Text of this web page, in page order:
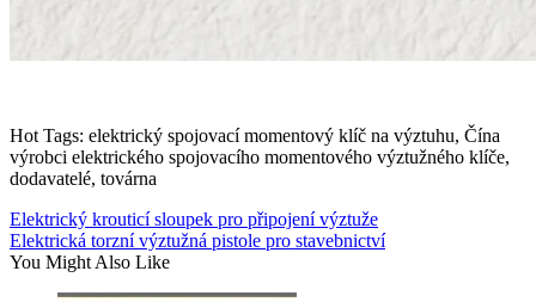
Hot Tags: elektrický spojovací momentový klíč na výztuhu, Čína
výrobci elektrického spojovacího momentového výztužného klíče,
dodavatelé, továrna
Elektrický krouticí sloupek pro připojení výztuže
Elektrická torzní výztužná pistole pro stavebnictví
You Might Also Like